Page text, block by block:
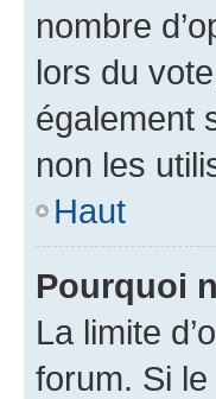
nombre
lors du
également
non les
Haut
Pourquoi
La limite
forum. Si